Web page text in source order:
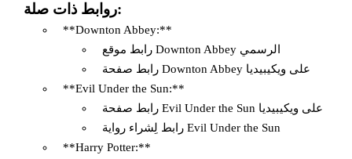
روابط ذات صلة:
**Downton Abbey:**
رابط موقع Downton Abbey الرسمي
رابط صفحة Downton Abbey على ويكيبيديا
**Evil Under the Sun:**
رابط صفحة Evil Under the Sun على ويكيبيديا
رابط لِشراء رواية Evil Under the Sun
**Harry Potter:**